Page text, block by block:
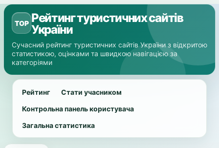
TOP Рейтинг туристичних сайтів
України
Сучасний рейтинг туристичних сайтів України з відкритою
статистикою, оцінками та швидкою навігацією за
категоріями
Рейтинг
Стати учасником
Контрольна панель користувача
Загальна статистика